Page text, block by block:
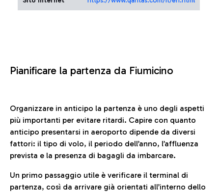
Pianificare la partenza da Fiumicino
Organizzare in anticipo la partenza è uno degli aspetti
più importanti per evitare ritardi. Capire con quanto
anticipo presentarsi in aeroporto dipende da diversi
fattori: il tipo di volo, il periodo dell’anno, l’affluenza
prevista e la presenza di bagagli da imbarcare.
Un primo passaggio utile è verificare il terminal di
partenza, così da arrivare già orientati all’interno dello